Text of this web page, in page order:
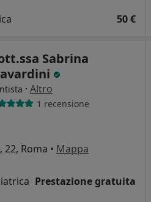
50 €
Sabrina
· Altro
1 recensione
22, Roma • Mappa
Prestazione gratuita